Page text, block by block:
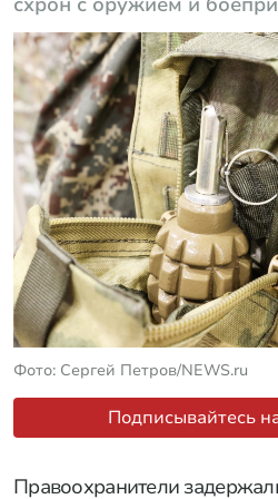
Фото: Сергей Петров/NEWS.ru
Подписывайтесь
Правоохранители